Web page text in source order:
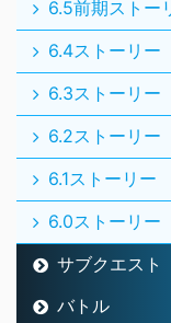
6.5前期ストー
6.4ストーリー
6.3ストーリー
6.2ストーリー
6.1ストーリー
6.0ストーリー
サブクエスト
バトル